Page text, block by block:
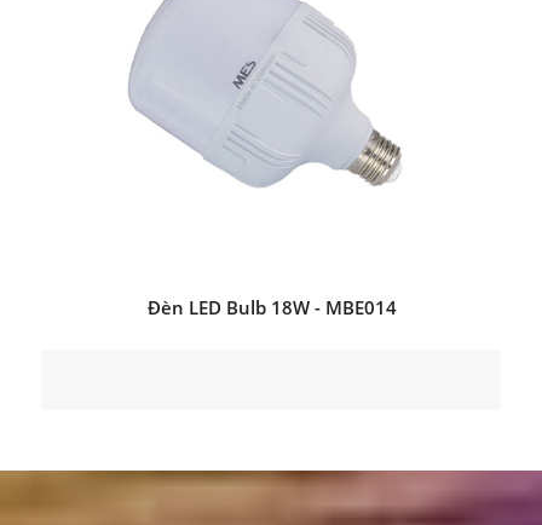
Đèn LED Bulb 18W - MBE014